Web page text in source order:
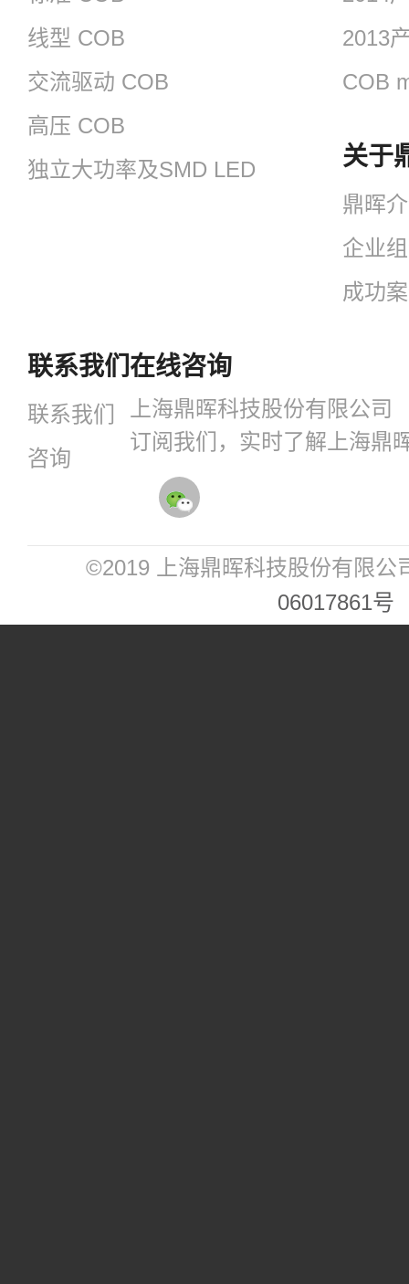
线型 COB
交流驱动 COB
高压 COB
独立大功率及SMD LED
2013
COB
关于
鼎晖
企业
成功
联系我们
联系我们
咨询
在线咨询
上海鼎晖科技股份有限公司
订阅我们，实时了解上海鼎
©2019 上海鼎晖科技股份有限公
06017861号